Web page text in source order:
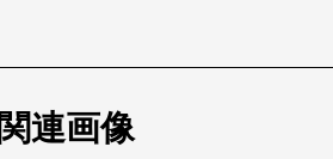
関連画像